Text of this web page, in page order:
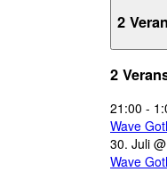
2
2
21:00 -
Wave
30. Juli
Wave